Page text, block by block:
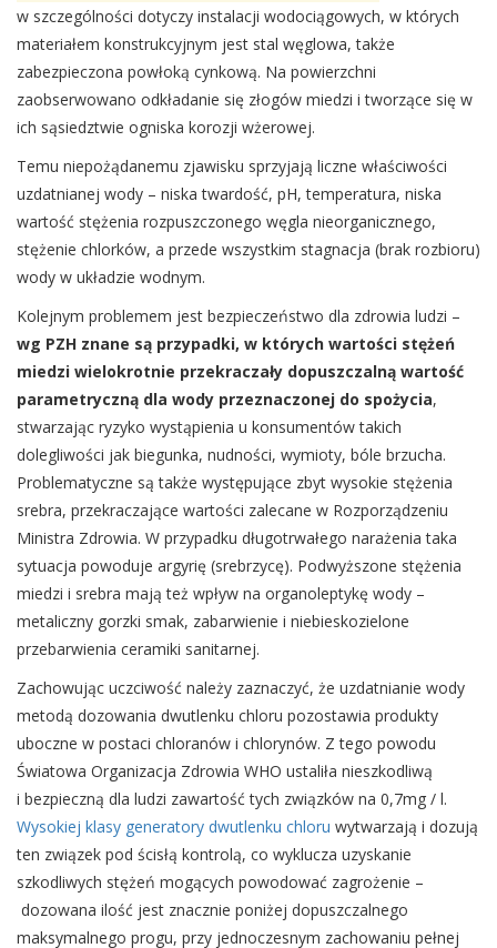
w szczególności dotyczy instalacji wodociągowych, w których
materiałem konstrukcyjnym jest stal węglowa, także
zabezpieczona powłoką cynkową. Na powierzchni
zaobserwowano odkładanie się złogów miedzi i tworzące się w
ich sąsiedztwie ogniska korozji wżerowej.
Temu niepożądanemu zjawisku sprzyjają liczne właściwości
uzdatnianej wody – niska twardość, pH, temperatura, niska
wartość stężenia rozpuszczonego węgla nieorganicznego,
stężenie chlorków, a przede wszystkim stagnacja (brak rozbioru)
wody w układzie wodnym.
Kolejnym problemem jest bezpieczeństwo dla zdrowia ludzi –
wg PZH znane są przypadki, w których wartości stężeń
miedzi wielokrotnie przekraczały dopuszczalną wartość
parametryczną dla wody przeznaczonej do spożycia,
stwarzając ryzyko wystąpienia u konsumentów takich
dolegliwości jak biegunka, nudności, wymioty, bóle brzucha.
Problematyczne są także występujące zbyt wysokie stężenia
srebra, przekraczające wartości zalecane w Rozporządzeniu
Ministra Zdrowia. W przypadku długotrwałego narażenia taka
sytuacja powoduje argyrię (srebrzycę). Podwyższone stężenia
miedzi i srebra mają też wpływ na organoleptykę wody –
metaliczny gorzki smak, zabarwienie i niebieskozielone
przebarwienia ceramiki sanitarnej.
Zachowując uczciwość należy zaznaczyć, że uzdatnianie wody
metodą dozowania dwutlenku chloru pozostawia produkty
uboczne w postaci chloranów i chlorynów. Z tego powodu
Światowa Organizacja Zdrowia WHO ustaliła nieszkodliwą
i bezpieczną dla ludzi zawartość tych związków na 0,7mg / l.
Wysokiej klasy generatory dwutlenku chloru wytwarzają i dozują
ten związek pod ścisłą kontrolą, co wyklucza uzyskanie
szkodliwych stężeń mogących powodować zagrożenie –
dozowana ilość jest znacznie poniżej dopuszczalnego
maksymalnego progu, przy jednoczesnym zachowaniu pełnej